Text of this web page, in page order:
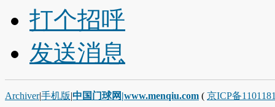
打个招呼
发送消息
Archiver|手机版|中国门球网|www.menqiu.com ( 京ICP备